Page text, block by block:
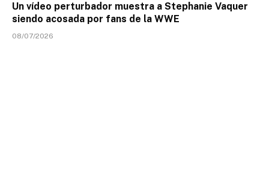
Un vídeo perturbador muestra a Stephanie Vaquer
siendo acosada por fans de la WWE
08/07/2026